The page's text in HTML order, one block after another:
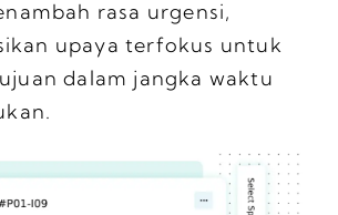
rasa urgensi,
upaya terfokus untuk
dalam jangka waktu